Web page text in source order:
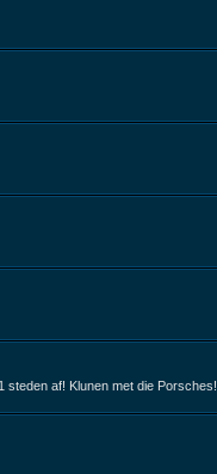
steden af! Klunen met die Porsches!